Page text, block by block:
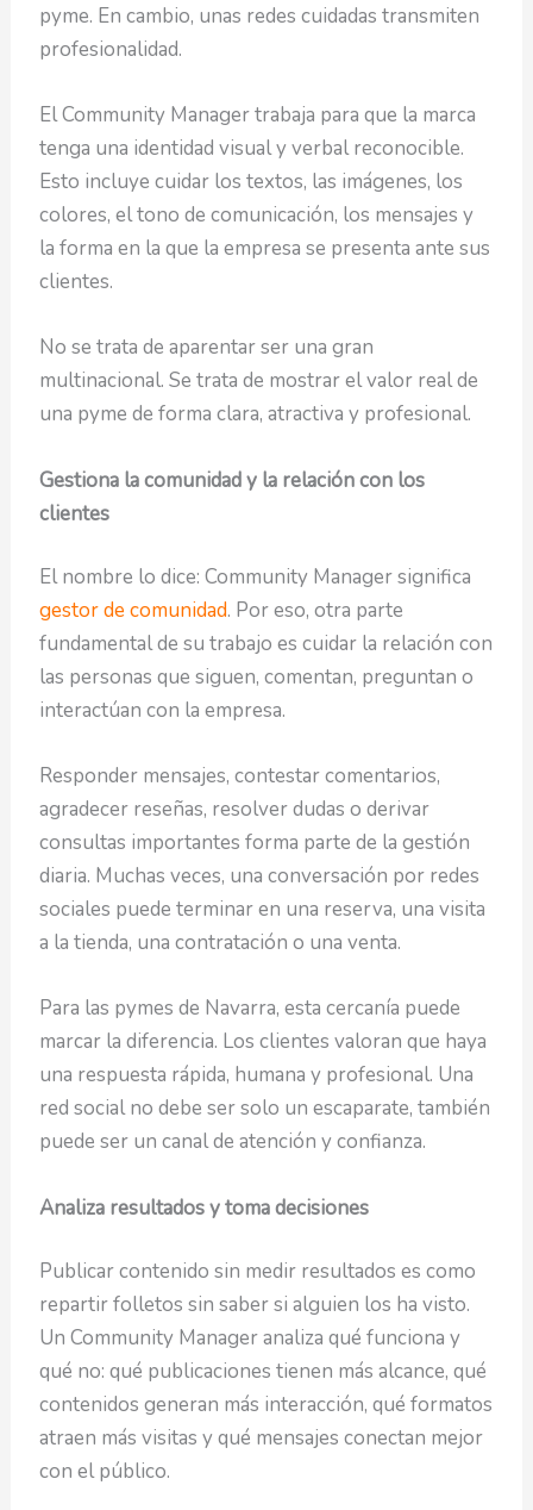
pyme. En cambio, unas redes cuidadas transmiten
profesionalidad.
El Community Manager trabaja para que la marca
tenga una identidad visual y verbal reconocible.
Esto incluye cuidar los textos, las imágenes, los
colores, el tono de comunicación, los mensajes y
la forma en la que la empresa se presenta ante sus
clientes.
No se trata de aparentar ser una gran
multinacional. Se trata de mostrar el valor real de
una pyme de forma clara, atractiva y profesional.
Gestiona la comunidad y la relación con los
clientes
El nombre lo dice: Community Manager significa
gestor de comunidad. Por eso, otra parte
fundamental de su trabajo es cuidar la relación con
las personas que siguen, comentan, preguntan o
interactúan con la empresa.
Responder mensajes, contestar comentarios,
agradecer reseñas, resolver dudas o derivar
consultas importantes forma parte de la gestión
diaria. Muchas veces, una conversación por redes
sociales puede terminar en una reserva, una visita
a la tienda, una contratación o una venta.
Para las pymes de Navarra, esta cercanía puede
marcar la diferencia. Los clientes valoran que haya
una respuesta rápida, humana y profesional. Una
red social no debe ser solo un escaparate, también
puede ser un canal de atención y confianza.
Analiza resultados y toma decisiones
Publicar contenido sin medir resultados es como
repartir folletos sin saber si alguien los ha visto.
Un Community Manager analiza qué funciona y
qué no: qué publicaciones tienen más alcance, qué
contenidos generan más interacción, qué formatos
atraen más visitas y qué mensajes conectan mejor
con el público.